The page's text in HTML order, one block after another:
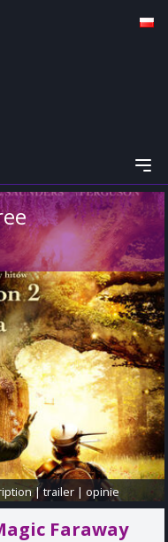
|trailer |opinie
Faraway